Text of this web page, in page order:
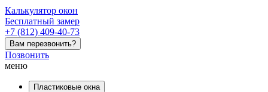
Калькулятор окон
Бесплатный замер
+7 (812) 409-40-73
Вам перезвонить?
Позвонить
меню
Пластиковые окна